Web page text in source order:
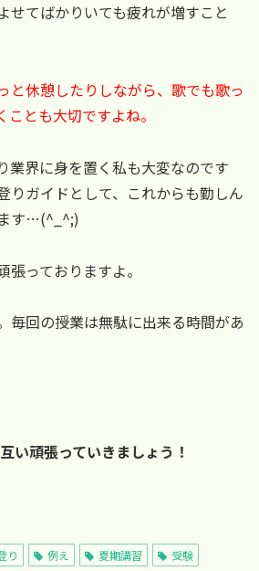
せてばかりいても疲れが増すこと
と休憩したりしながら、歌でも歌っ
とも大切ですよね。
業界に身を置く私も大変なのです
りガイドとして、これからも勤しん
す…(^_^;)
張っておりますよ。
毎回の授業は無駄に出来る時間があ
い頑張っていきましょう！
り 例え 夏期講習
受験